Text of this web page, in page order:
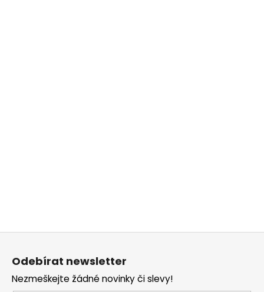
Z
Odebírat newsletter
Nezmeškejte žádné novinky či slevy!